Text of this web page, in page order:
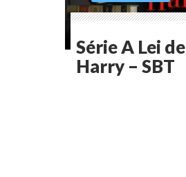
Série A Lei de
Harry – SBT